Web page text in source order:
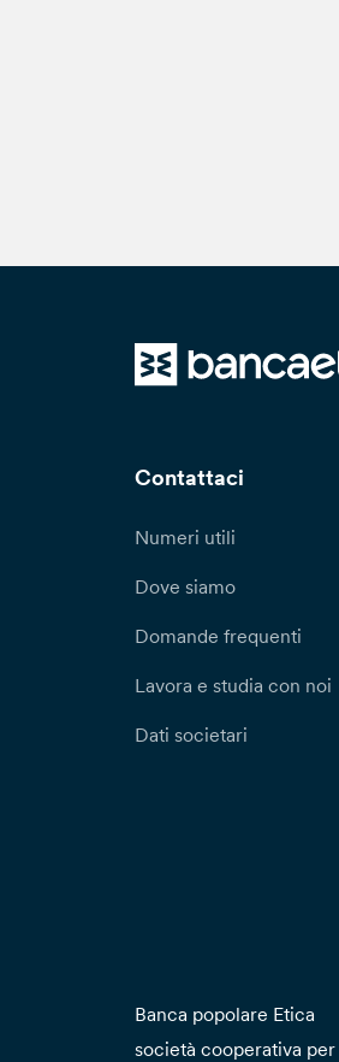
Contattaci
Numeri utili
Dove siamo
Domande frequenti
Lavora e studia con noi
Dati societari
Banca popolare Etica
società cooperativa per